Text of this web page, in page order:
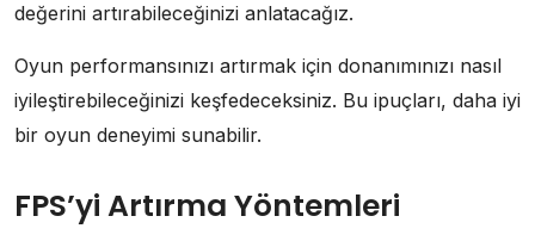
değerini artırabileceğinizi anlatacağız.
Oyun performansınızı artırmak için donanımınızı nasıl
iyileştirebileceğinizi keşfedeceksiniz. Bu ipuçları, daha iyi
bir oyun deneyimi sunabilir.
FPS’yi Artırma Yöntemleri